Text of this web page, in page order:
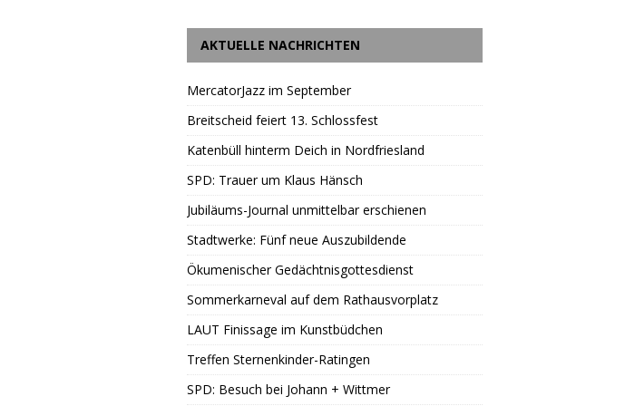
AKTUELLE NACHRICHTEN
MercatorJazz im September
Breitscheid feiert 13. Schlossfest
Katenbüll hinterm Deich in Nordfriesland
SPD: Trauer um Klaus Hänsch
Jubiläums-Journal unmittelbar erschienen
Stadtwerke: Fünf neue Auszubildende
Ökumenischer Gedächtnisgottesdienst
Sommerkarneval auf dem Rathausvorplatz
LAUT Finissage im Kunstbüdchen
Treffen Sternenkinder-Ratingen
SPD: Besuch bei Johann + Wittmer